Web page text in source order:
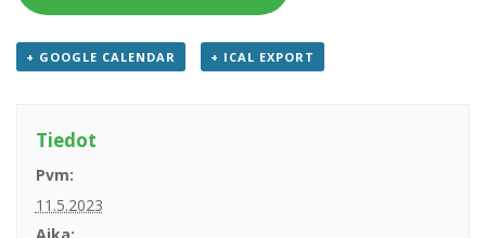
+ GOOGLE CALENDAR + ICAL EXPORT
Tiedot
Pvm:
11.5.2023